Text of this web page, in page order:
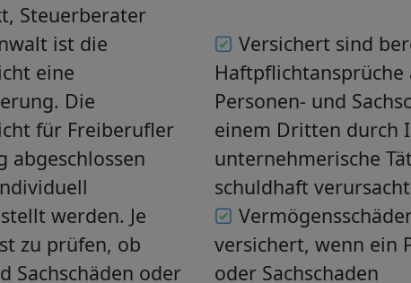
Steuerberater
ist die
eine
Die
für Freiberufler
abgeschlossen
werden. Je
zu prüfen, ob
Sachschäden oder
Versichert sind
Haftpflichtansprüche
Personen- und
einem Dritten durch
unternehmerische
schuldhaft
versichert, wenn ein
oder Sachschaden